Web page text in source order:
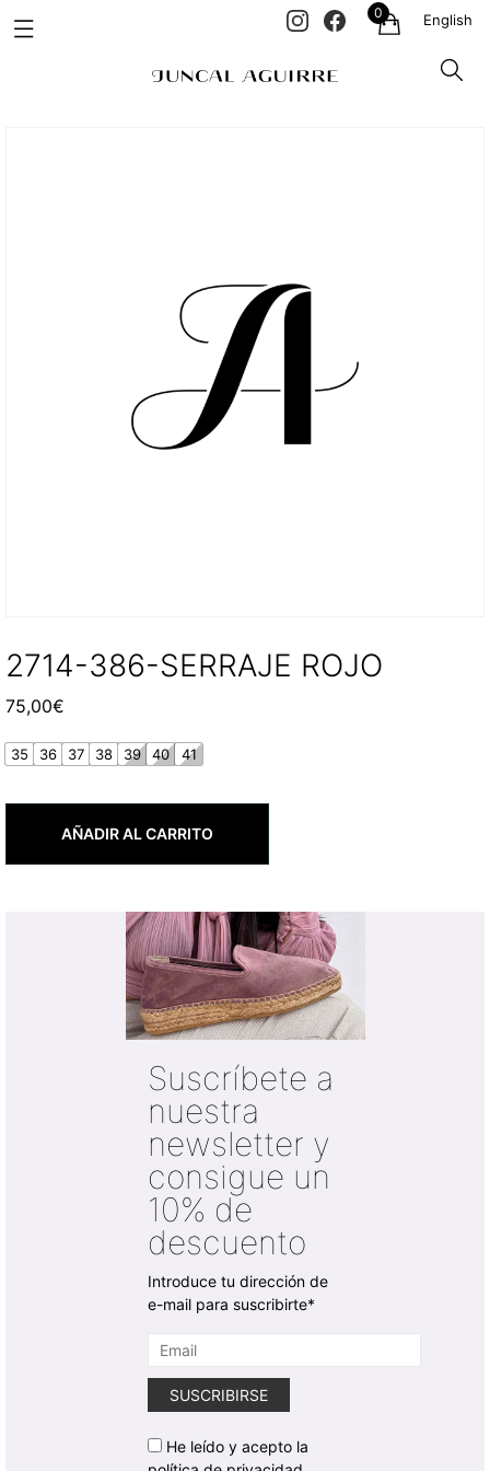
0 English
2714-386-SERRAJE ROJO
75,00€
35 36 37 38 39 40 41
AÑADIR AL CARRITO
Suscríbete a
nuestra
newsletter y
consigue un
10% de
descuento
Introduce tu dirección de
e-mail para suscribirte*
He leído y acepto la